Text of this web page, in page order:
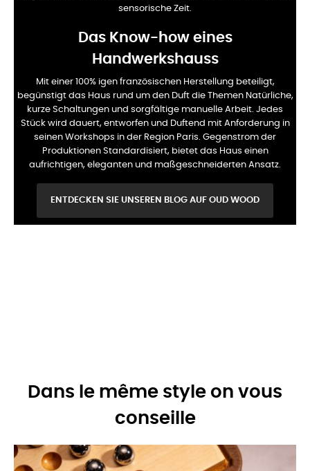
sensorische Zeit.
Das Know-how eines
Handwerkshauss
Mit einer 100% igen französischen Herstellung beteiligt,
begünstigt das Haus rund um den Duft die Themen Natürliche,
kurze Schaltungen und sorgfältige manuelle Arbeit. Jedes
Stück wird dauert, entworfen und Duftend mit Anforderung in
seinen Workshops in der Region Paris. Gegenstrom der
Produktionen Standardisiert, bietet das Haus einen
aufrichtigen, eleganten und maßgeschneiderten Ansatz.
ENTDECKEN SIE UNSEREN BLOG AUF OUD WOOD
Dans le même style on vous
conseille